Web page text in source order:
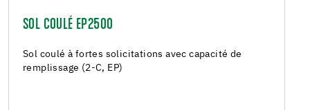
SOL COULÉ EP2500
Sol coulé à fortes solicitations avec capacité de
remplissage (2-C, EP)